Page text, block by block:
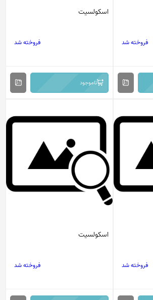
فروخته شد
اسکولسیت
فروخته شد
ناموجود
فروخته شد
اسکولسیت
فروخته شد